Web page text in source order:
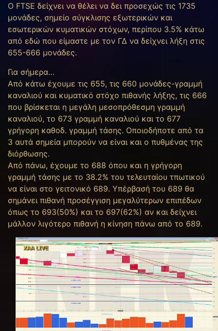
Ο FTSE δείχνει να θέλει να δει προσεχώς τις 1735
μονάδες, σημείο σύγκλισης εξωτερικών και
εσωτερικών κυματικών στόχων, περίπου 3.5% κάτω
από εδώ που είμαστε με τον ΓΔ να δείχνει λήξη στις
655-666 μονάδες.
Για σήμερα…
Από κάτω έχουμε τις 655, τις 660 μονάδες-γραμμή
καναλιού και κυματικό στόχο πιθανής λήξης, τις 666
που βρίσκεται η μεγάλη μεσοπρόθεσμη γραμμή
καναλιού, το 673 γραμμή καναλιού και το 677
γρήγορη καθοδ. γραμμή τάσης. Οποιοδήποτε από τα
3 αυτά σημεία μπορούν να είναι και ο πυθμένας της
διόρθωσης.
Από πάνω, έχουμε το 688 όπου και η γρήγορη
γραμμή τάσης με το 38.2% του τελευταίου τπωτικού
να είναι στο γειτονικό 689. Υπέρβασή του 689 θα
σημάνει πιθανή προσέγγιση μεγαλύτερων επιπέδων
όπως το 693(50%) και το 697(62%) αν και δείχνει
μάλλον λιγότερο πιθανή η κίνηση πάνω από το 689.